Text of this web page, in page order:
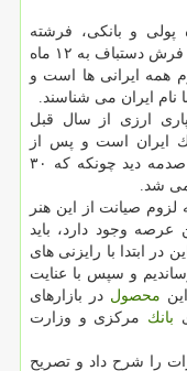
و بانكی، فرشته
دستپاك درباره افزایش زمان رفع تعهد ارزی فرش دستباف به ۱۲ ماه
همه ایرانی ها است و
نام ایران می شناسند.
ارزی از سال قبل
ایران است و پس از
اعمال تحریم های یكجانبه آمریكا به شدت صدمه دید چونكه كه ۳۰
شد.
صیانت از این هنر
وجود دارد، باید
در ابتدا با رایزنی های
و سپس با عنایت
این محصول در بازارهای
بانك مركزی و وزارت
را شرح داد و تصریح